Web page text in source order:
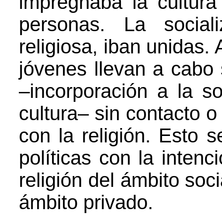
personas. La
religiosa, iban unidas.
jóvenes llevan a
–incorporación a la
cultura– sin contacto
con la religión. Esto
políticas con la
religión del ámbito
ámbito privado.